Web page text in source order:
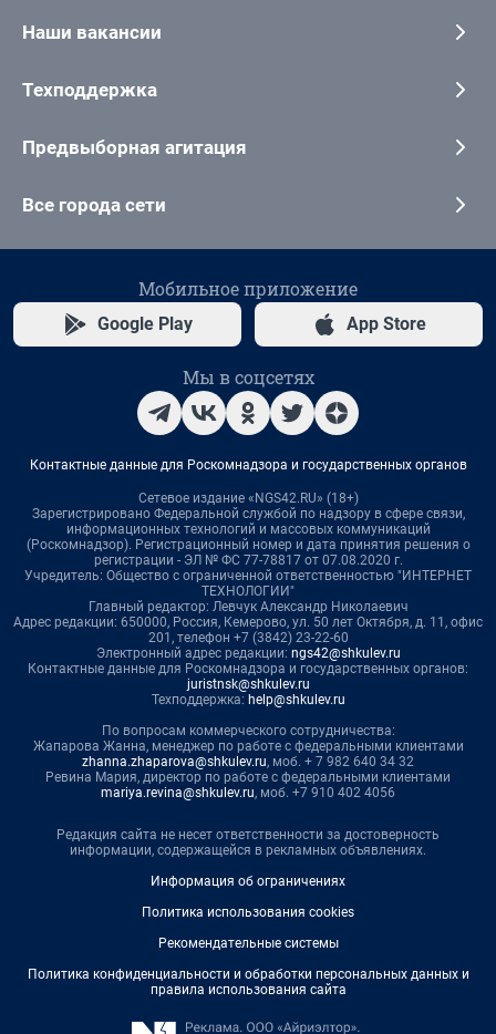
Наши вакансии
Техподдержка
Предвыборная агитация
Все города сети
Мобильное приложение
Google Play App Store
Мы в соцсетях
Контактные данные для Роскомнадзора и государственных органов
Сетевое издание «NGS42.RU» (18+)
Зарегистрировано Федеральной службой по надзору в сфере связи,
информационных технологий и массовых коммуникаций
(Роскомнадзор). Регистрационный номер и дата принятия решения о
регистрации - ЭЛ № ФС 77-78817 от 07.08.2020 г.
Учредитель: Общество с ограниченной ответственностью "ИНТЕРНЕТ
ТЕХНОЛОГИИ"
Главный редактор: Левчук Александр Николаевич
Адрес редакции: 650000, Россия, Кемерово, ул. 50 лет Октября, д. 11, офис
201, телефон +7 (3842) 23-22-60
Электронный адрес редакции: ngs42@shkulev.ru
Контактные данные для Роскомнадзора и государственных органов:
juristnsk@shkulev.ru
Техподдержка: help@shkulev.ru
По вопросам коммерческого сотрудничества:
Жапарова Жанна, менеджер по работе с федеральными клиентами
zhanna.zhaparova@shkulev.ru, моб. + 7 982 640 34 32
Ревина Мария, директор по работе с федеральными клиентами
mariya.revina@shkulev.ru, моб. +7 910 402 4056
Редакция сайта не несет ответственности за достоверность
информации, содержащейся в рекламных объявлениях.
Информация об ограничениях
Политика использования cookies
Рекомендательные системы
Политика конфиденциальности и обработки персональных данных и
правила использования сайта